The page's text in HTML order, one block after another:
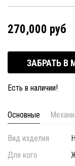
270,000 руб
ЗАБРАТЬ В
Есть в наличии!
Основные
Вид изделия
Для кого